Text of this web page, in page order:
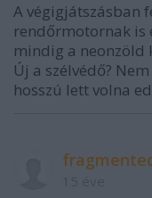
A végigjátszásban
rendőrmotornak is
mindig a neonzöld
Új a szélvédő?
hosszú lett volna